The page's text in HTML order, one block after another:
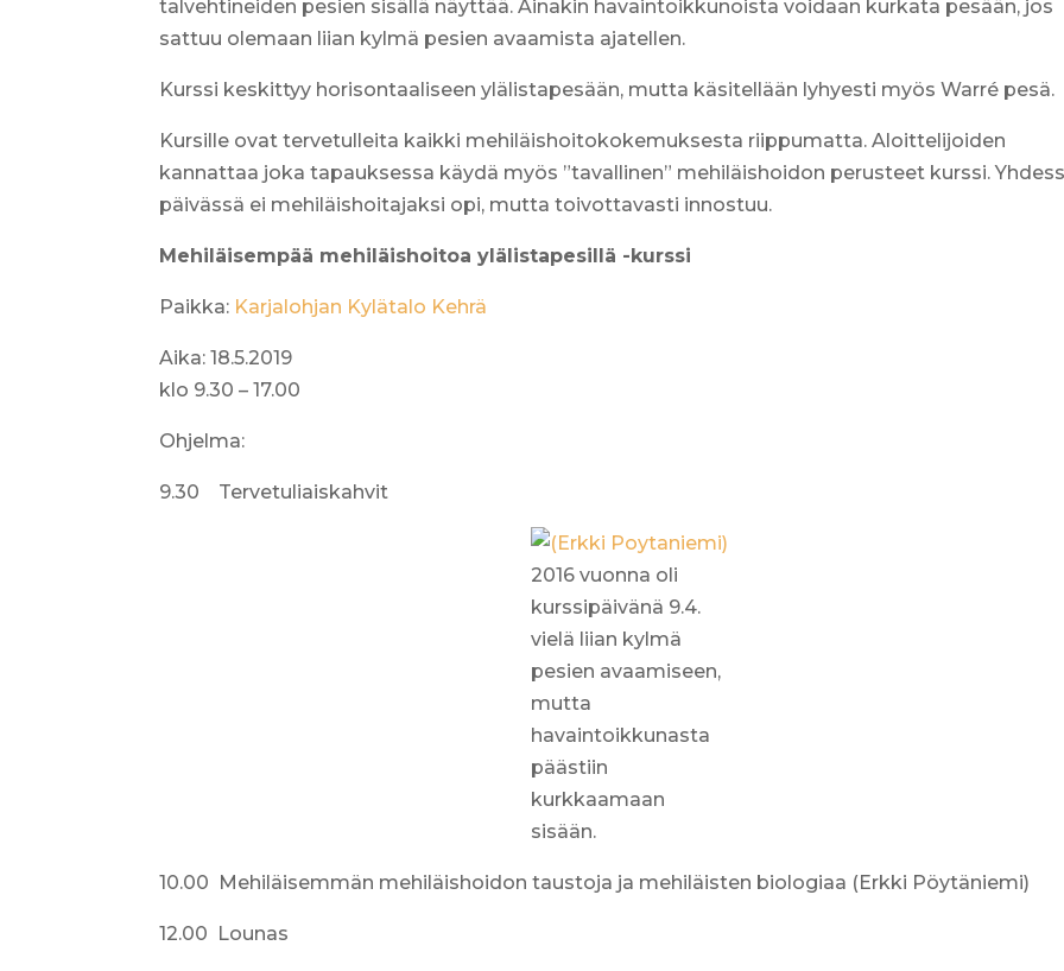
talvehtineiden pesien sisällä näyttää. Ainakin havaintoikkunoista voidaan kurkata pesään, jos
sattuu olemaan liian kylmä pesien avaamista ajatellen.
Kurssi keskittyy horisontaaliseen ylälistapesään, mutta käsitellään lyhyesti myös Warré pesä.
Kursille ovat tervetulleita kaikki mehiläishoitokokemuksesta riippumatta. Aloittelijoiden
kannattaa joka tapauksessa käydä myös ”tavallinen” mehiläishoidon perusteet kurssi.
päivässä ei mehiläishoitajaksi opi, mutta toivottavasti innostuu.
Mehiläisempää mehiläishoitoa ylälistapesillä -kurssi
Paikka: Karjalohjan Kylätalo Kehrä
Aika: 18.5.2019
klo 9.30 – 17.00
Ohjelma:
9.30 Tervetuliaiskahvit
2016 vuonna oli
kurssipäivänä 9.4.
vielä liian kylmä
pesien avaamiseen,
mutta
havaintoikkunasta
päästiin
kurkkaamaan
sisään.
10.00 Mehiläisemmän mehiläishoidon taustoja ja mehiläisten biologiaa (Erkki Pöytäniemi)
12.00 Lounas